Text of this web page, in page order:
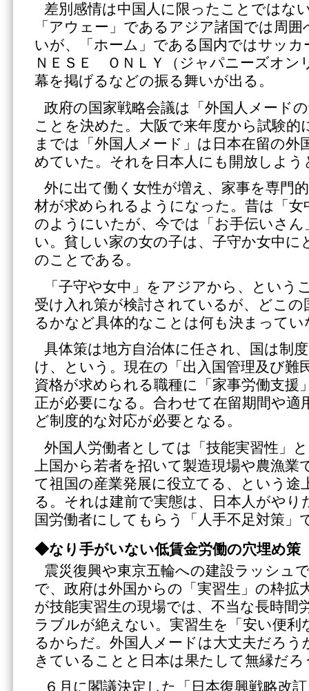
差別感情は中国人に限ったことではな
「アウェー」であるアジア諸国では周
いが、「ホーム」である国内ではサッカ
ＮＥＳＥ ＯＮＬＹ（ジャパニーズオン
幕を掲げるなどの振る舞いが出る。
政府の国家戦略会議は「外国人メード
ことを決めた。大阪で来年度から試験的
までは「外国人メード」は日本在留の外
めていた。それを日本人にも開放しよ
外に出て働く女性が増え、家事を専門
材が求められるようになった。昔は「
のようにいたが、今では「お手伝いさ
い。貧しい家の女の子は、子守か女中に
のことである。
「子守や女中」をアジアから、という
受け入れ策が検討されているが、どこの
るかなど具体的なことは何も決まってい
具体策は地方自治体に任され、国は制
け、という。現在の「出入国管理及び難
資格が求められる職種に「家事労働支援
正が必要になる。合わせて在留期間や適
ど制度的な対応が必要となる。
外国人労働者としては「技能実習性」
上国から若者を招いて製造現場や農漁業
て祖国の産業発展に役立てる、という途
る。それは建前で実態は、日本人がやり
国労働者にしてもらう「人手不足対策」
◆なり手がいない低賃金労働の穴埋め策
震災復興や東京五輪への建設ラッシュ
で、政府は外国からの「実習生」の枠拡
が技能実習生の現場では、不当な長時間
ラブルが絶えない。実習生を「安い便利
るからだ。外国人メードは大丈夫だろう
きていることと日本は果たして無縁だろ
６月に閣議決定した「日本復興戦略改